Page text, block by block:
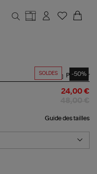
SOLDES -50%
Partager
24,00 €
Guide des tailles